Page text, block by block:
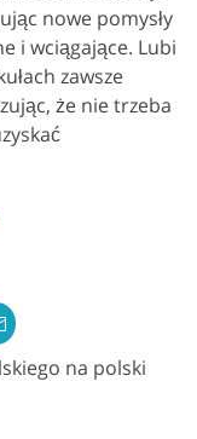
nowe pomysły
i wciągające. Lubi
zawsze
że nie trzeba
na polski